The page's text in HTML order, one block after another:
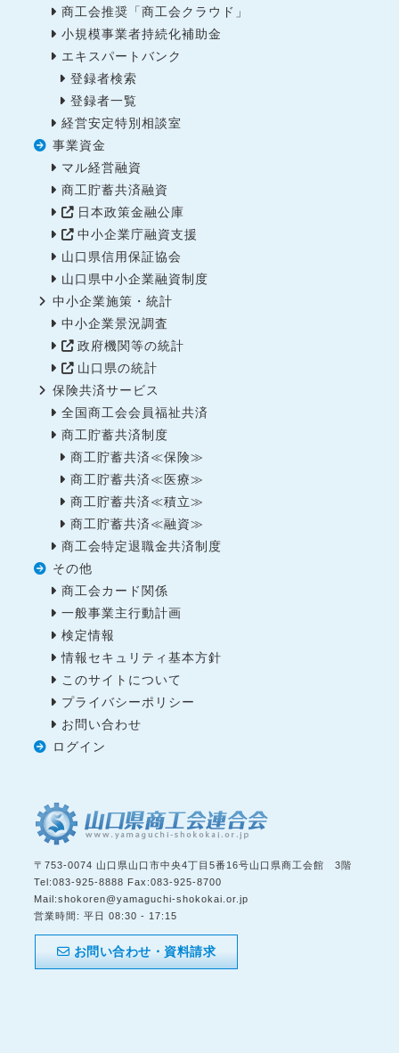
商工会推奨「商工会クラウド」
小規模事業者持続化補助金
エキスパートバンク
登録者検索
登録者一覧
経営安定特別相談室
事業資金
マル経営融資
商工貯蓄共済融資
日本政策金融公庫
中小企業庁融資支援
山口県信用保証協会
山口県中小企業融資制度
中小企業施策・統計
中小企業景況調査
政府機関等の統計
山口県の統計
保険共済サービス
全国商工会会員福祉共済
商工貯蓄共済制度
商工貯蓄共済≪保険≫
商工貯蓄共済≪医療≫
商工貯蓄共済≪積立≫
商工貯蓄共済≪融資≫
商工会特定退職金共済制度
その他
商工会カード関係
一般事業主行動計画
検定情報
情報セキュリティ基本方針
このサイトについて
プライバシーポリシー
お問い合わせ
ログイン
〒 753-0074 山口県山口市中央4丁目5番16号山口県商工会館 3階
Tel:083-925-8888 Fax:083-925-8700
Mail:shokoren@yamaguchi-shokokai.or.jp
営業時間: 平日 08:30 - 17:15
お問い合わせ・資料請求